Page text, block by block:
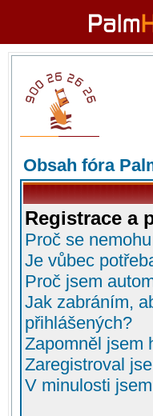
Obsah fóra
Registrace a
Proč se
Je vůbec
Proč jsem
Jak zabráním,
přihlášených?
Zapomněl jsem
Zaregistroval
V minulosti